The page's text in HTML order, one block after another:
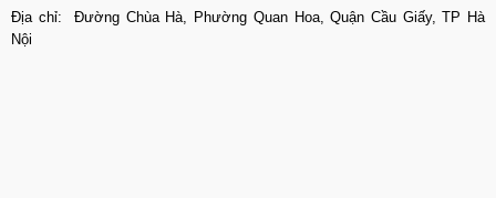
Địa chỉ: Đường Chùa Hà, Phường Quan Hoa, Quận Cầu Giấy, TP Hà
Nội